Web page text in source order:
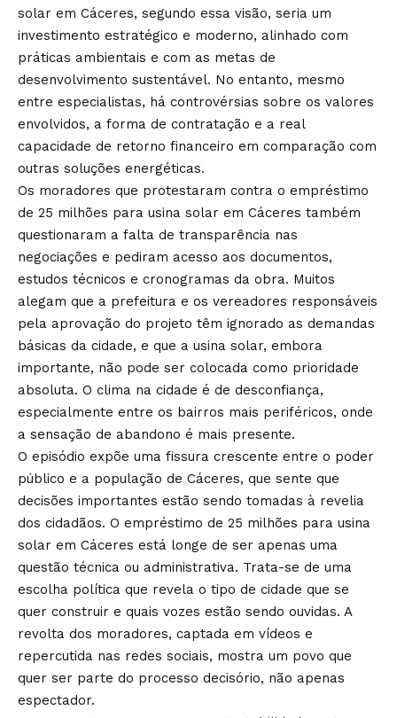
solar em Cáceres, segundo essa visão, seria um
investimento estratégico e moderno, alinhado com
práticas ambientais e com as metas de
desenvolvimento sustentável. No entanto, mesmo
entre especialistas, há controvérsias sobre os valores
envolvidos, a forma de contratação e a real
capacidade de retorno financeiro em comparação com
outras soluções energéticas.
Os moradores que protestaram contra o empréstimo
de 25 milhões para usina solar em Cáceres também
questionaram a falta de transparência nas
negociações e pediram acesso aos documentos,
estudos técnicos e cronogramas da obra. Muitos
alegam que a prefeitura e os vereadores responsáveis
pela aprovação do projeto têm ignorado as demandas
básicas da cidade, e que a usina solar, embora
importante, não pode ser colocada como prioridade
absoluta. O clima na cidade é de desconfiança,
especialmente entre os bairros mais periféricos, onde
a sensação de abandono é mais presente.
O episódio expõe uma fissura crescente entre o poder
público e a população de Cáceres, que sente que
decisões importantes estão sendo tomadas à revelia
dos cidadãos. O empréstimo de 25 milhões para usina
solar em Cáceres está longe de ser apenas uma
questão técnica ou administrativa. Trata-se de uma
escolha política que revela o tipo de cidade que se
quer construir e quais vozes estão sendo ouvidas. A
revolta dos moradores, captada em vídeos e
repercutida nas redes sociais, mostra um povo que
quer ser parte do processo decisório, não apenas
espectador.